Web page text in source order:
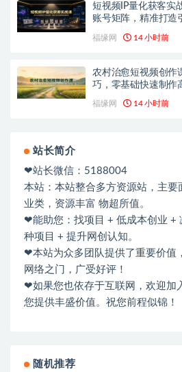
短视频IP量化获客实
账号矩阵，精准打造
福缘网 14 小时前
农村治愈短视频创作
巧，零基础快速制作
福缘网 14 小时前
站长简介
❤站长微信：5188004
本站：本站整合多方资源站，主要
业类，资源丰富 物超所值。
❤能助您：找项目 + 低成本创业 +
种项目 + 提升网创认知。
❤本站为众多团队提供了重要价值
网络之门，广受好评！
❤如果您也依存于互联网，欢迎加
您提供丰盛价值。祝您前程似锦！
随机推荐